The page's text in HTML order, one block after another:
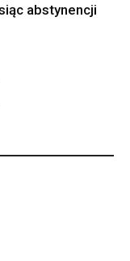
abstynencji